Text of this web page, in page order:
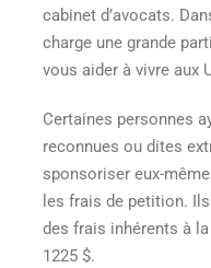
cabinet d’avocats.
charge une grande
vous aider à vivre aux
Certaines personnes
reconnues ou dites
sponsoriser eux-
les frais de petition.
des frais inhérents à
1225 $.